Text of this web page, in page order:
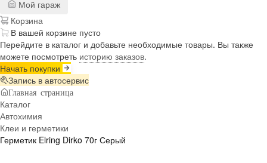
Мой гараж
Корзина
В вашей корзине пусто
Перейдите в каталог и добавьте необходимые товары. Вы также
можете посмотреть историю заказов.
Начать покупки
Запись в автосервис
Главная страница
Каталог
Автохимия
Клеи и герметики
Герметик Elring Dirko 70г Серый